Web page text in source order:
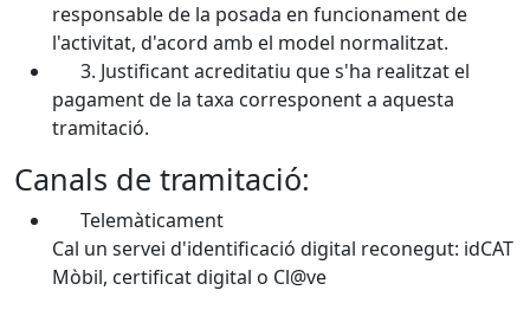
responsable de la posada en funcionament de
l'activitat, d'acord amb el model normalitzat.
3. Justificant acreditatiu que s'ha realitzat el
pagament de la taxa corresponent a aquesta
tramitació.
Canals de tramitació:
Telemàticament
Cal un servei d'identificació digital reconegut: idCAT
Mòbil, certificat digital o Cl@ve